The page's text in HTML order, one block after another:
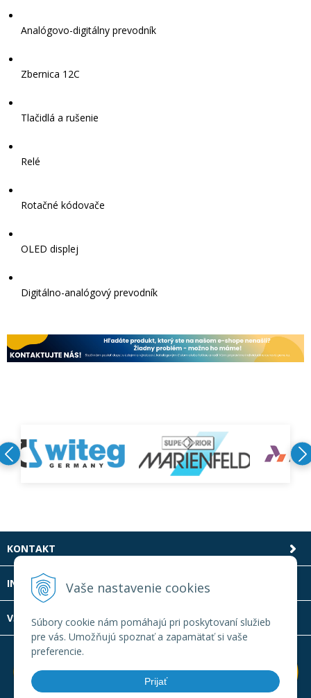
Vaše nastavenie cookies
Súbory cookie nám pomáhajú pri poskytovaní služieb
pre vás. Umožňujú spoznať a zapamätať si vaše
preferencie.
Prijať
Analógovo-digitálny prevodník
Zbernica 12C
Tlačidlá a rušenie
Relé
Rotačné kódovače
OLED displej
Digitálno-analógový prevodník
KONTAKT
INFOLINKA
VŠETKO O NÁKUPE